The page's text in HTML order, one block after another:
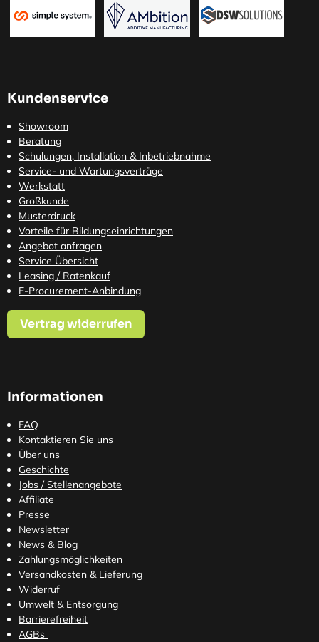
Kundenservice
Showroom
Beratung
Schulungen, Installation & Inbetriebnahme
Service- und Wartungsverträge
Werkstatt
Großkunde
Musterdruck
Vorteile für Bildungseinrichtungen
Angebot anfragen
Service Übersicht
Leasing / Ratenkauf
E-Procurement-Anbindung
Vertrag widerrufen
Informationen
FAQ
Kontaktieren Sie uns
Über uns
Geschichte
Jobs / Stellenangebote
Affiliate
Presse
Newsletter
News & Blog
Zahlungsmöglichkeiten
Versandkosten & Lieferung
Widerruf
Umwelt & Entsorgung
Barrierefreiheit
AGBs